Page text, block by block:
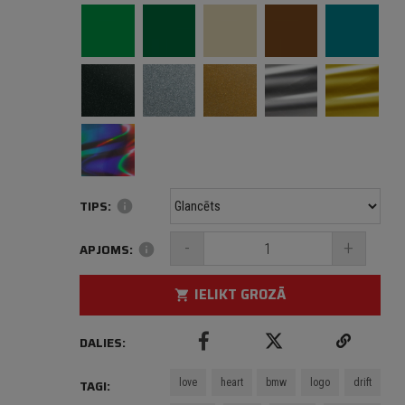
TIPS: info
APJOMS: info - +
shopping_cart IELIKT GROZĀ
DALIES:
TAGI: love heart bmw logo drift